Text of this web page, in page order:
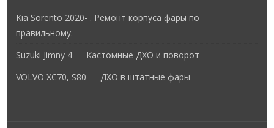
Kia Sorento 2020- . Ремонт корпуса фары по
правильному.
Suzuki Jimny 4 — Кастомные ДХО и поворот
VOLVO XC70, S80 — ДХО в штатные фары